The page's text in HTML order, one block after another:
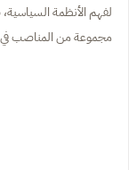
لفهم الأنظمة
مجموعة من المناصب